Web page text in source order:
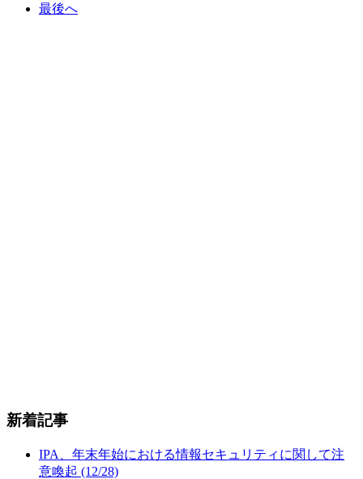
最後へ
新着記事
IPA、年末年始における情報セキュリティに関して注
意喚起 (12/28)